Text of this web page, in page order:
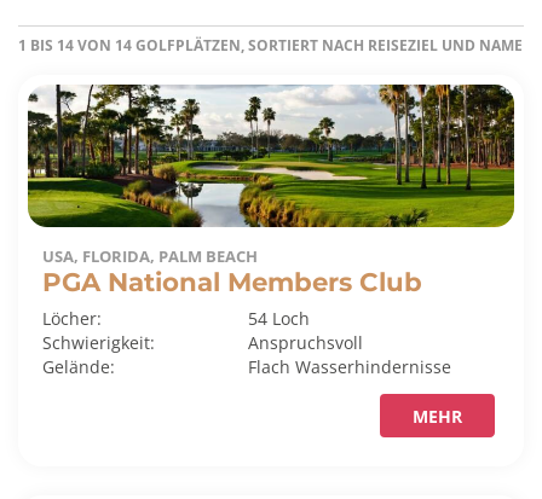
1 BIS 14 VON 14 GOLFPLÄTZEN, SORTIERT NACH REISEZIEL UND NAME
USA, FLORIDA, PALM BEACH
PGA National Members Club
Löcher:
54 Loch
Schwierigkeit:
Anspruchsvoll
Gelände:
FlachWasserhindernisse
MEHR